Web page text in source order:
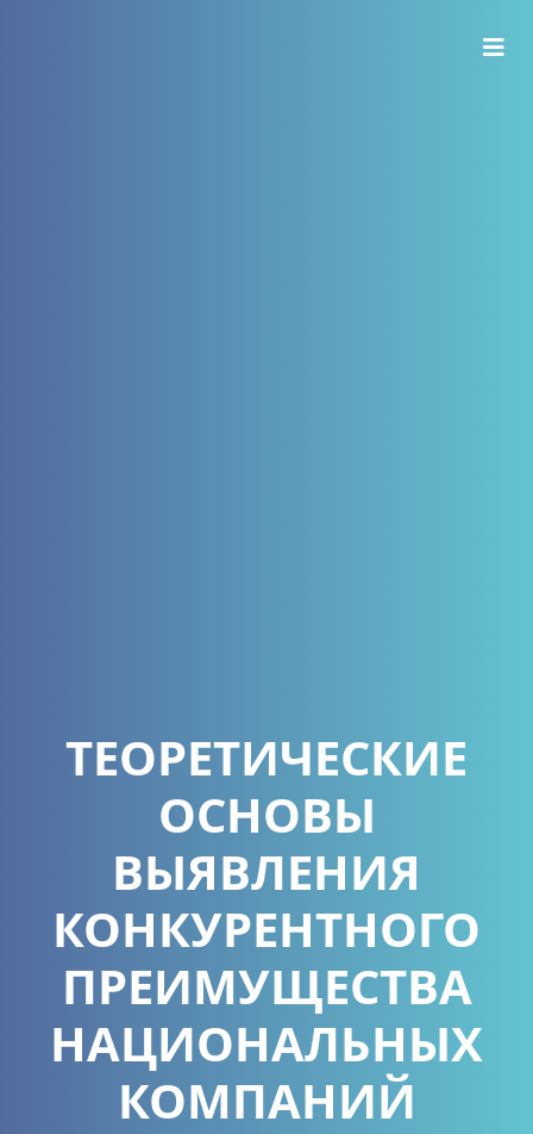
ТЕОРЕТИЧЕСКИЕ
ОСНОВЫ
ВЫЯВЛЕНИЯ
КОНКУРЕНТНОГО
ПРЕИМУЩЕСТВА
НАЦИОНАЛЬНЫХ
КОМПАНИЙ